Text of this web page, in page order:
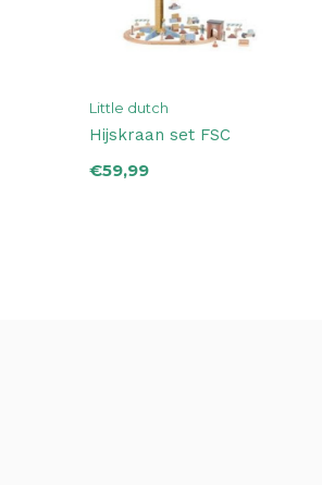
Little dutch
Hijskraan set FSC
€59,99